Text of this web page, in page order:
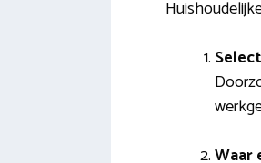
Waar